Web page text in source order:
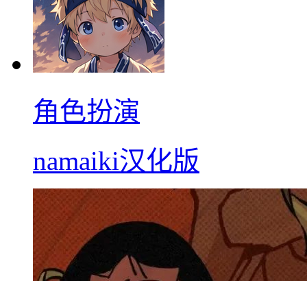
角色扮演
namaiki汉化版